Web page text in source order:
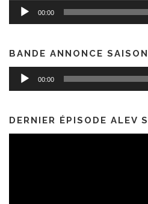
Lecteur
audio
00:00
BANDE ANNONCE
Lecteur
audio
00:00
DERNIER ÉPISODE ALEV